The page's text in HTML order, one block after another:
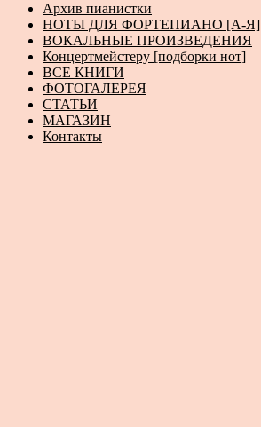
Архив пианистки
НОТЫ ДЛЯ ФОРТЕПИАНО [А-Я]
ВОКАЛЬНЫЕ ПРОИЗВЕДЕНИЯ
Концертмейстеру [подборки нот]
ВСЕ КНИГИ
ФОТОГАЛЕРЕЯ
СТАТЬИ
МАГАЗИН
Контакты